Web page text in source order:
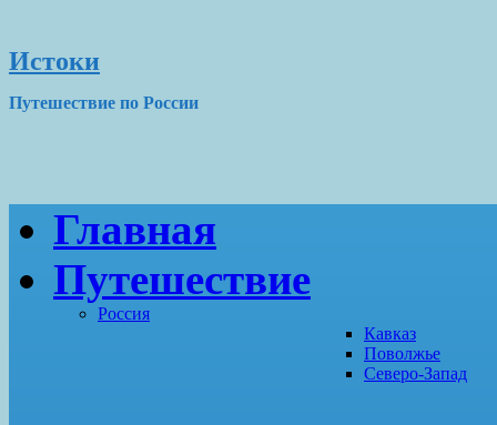
Истоки
Путешествие по России
Главная
Путешествие
Россия
Кавказ
Поволжье
Северо-Запад